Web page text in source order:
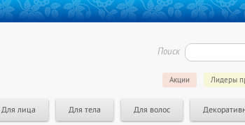
Поиск
Лидеры
Акции
Для лица Для тела Для волос